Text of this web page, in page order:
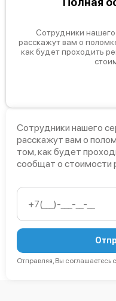
Сотрудники
расскажут вам о
как будет проходить
Сотрудники нашего
расскажут вам о
том, как будет
сообщат о стоимости
Отправляя, Вы соглашаетесь с